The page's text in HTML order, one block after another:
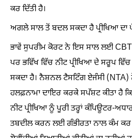
ਕਰ ਦਿੱਤੀ ਹੈ।
ਅਗਲੇ ਸਾਲ ਤੋਂ ਬਦਲ ਸਕਦਾ ਹੈ ਪ੍ਰੀਖਿਆ ਦਾ
ਭਾਵੇਂ ਸੁਪਰੀਮ ਕੋਰਟ ਨੇ ਇਸ ਸਾਲ ਲਈ CBT
ਪਰ ਭਵਿੱਖ ਵਿੱਚ ਨੀਟ ਪ੍ਰੀਖਿਆ ਦੇ ਸਰੂਪ
ਸਕਦਾ ਹੈ। ਨੈਸ਼ਨਲ ਟੈਸਟਿੰਗ ਏਜੰਸੀ
ਹਲਫ਼ਨਾਮਾ ਦਾਇਰ ਕਰਕੇ ਸਪੱਸ਼ਟ ਕੀਤਾ ਹੈ
ਨੀਟ ਪ੍ਰੀਖਿਆ ਨੂੰ ਪੂਰੀ ਤਰ੍ਹਾਂ ਕੰਪਿਊਟਰ-
ਤਬਦੀਲ ਕਰਨ ਲਈ ਗੰਭੀਰਤਾ ਨਾਲ ਕੰਮ